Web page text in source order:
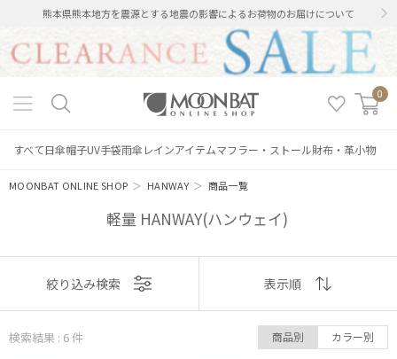
熊本県熊本地方を震源とする地震の影響によるお荷物のお届けについて
0
すべて日傘帽子UV手袋雨傘 レインアイテムマフラー・ストール財布・革小物
MOONBAT ONLINE SHOP ＞ HANWAY＞ 商品一覧
軽量 HANWAY(ハンウェイ)
絞り込み
表示
おすすめ
絞り込み検索 表示順
検索結果 : 6件 商品別 カラー別